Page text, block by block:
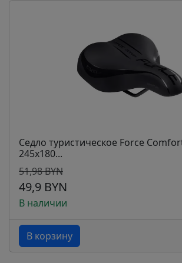
Седло туристическое Force
245x180...
51,98 BYN
49,9 BYN
В наличии
В корзину